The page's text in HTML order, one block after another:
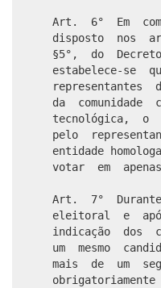
Art. 6° Em
disposto nos
§5°, do
estabelece-se
da
tecnológica, o
pelo
entidade
votar em
Art. 7°
eleitoral e
indicação dos
um mesmo
mais de um